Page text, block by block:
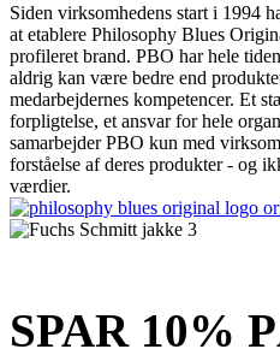
Siden virksomhedens start i 1994
at etablere Philosophy Blues
profileret brand. PBO har hele
aldrig kan være bedre end
medarbejdernes kompetencer. Et
forpligtelse, et ansvar for hele
samarbejder PBO kun med
forståelse af deres produkter - og
værdier.
SPAR 10%